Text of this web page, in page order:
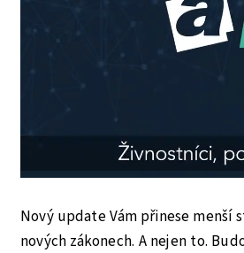
Nový update Vám přinese menší
nových zákonech. A nejen to.